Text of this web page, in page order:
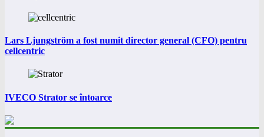
Lars Ljungström a fost numit director general (CFO) pentru
cellcentric
IVECO Strator se întoarce